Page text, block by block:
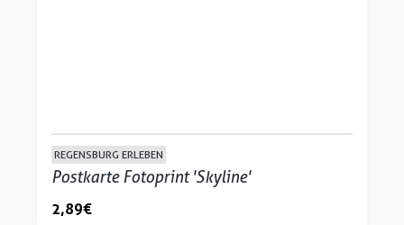
REGENSBURG ERLEBEN
Postkarte Fotoprint 'Skyline'
2,89 €